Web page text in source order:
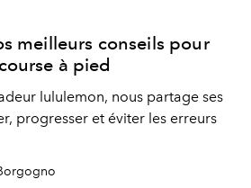
meilleurs conseils pour
à pied
lululemon, nous partage ses
progresser et éviter les erreurs